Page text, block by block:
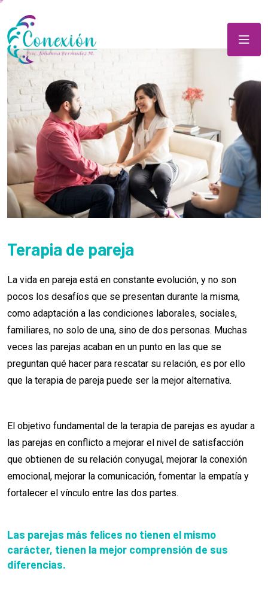
Terapia de pareja
La vida en pareja está en constante evolución, y no son
pocos los desafíos que se presentan durante la misma,
como adaptación a las condiciones laborales, sociales,
familiares, no solo de una, sino de dos personas. Muchas
veces las parejas acaban en un punto en las que se
preguntan qué hacer para rescatar su relación, es por ello
que la terapia de pareja puede ser la mejor alternativa.
El objetivo fundamental de la terapia de parejas es ayudar a
las parejas en conflicto a mejorar el nivel de satisfacción
que obtienen de su relación conyugal, mejorar la conexión
emocional, mejorar la comunicación, fomentar la empatía y
fortalecer el vínculo entre las dos partes.
Las parejas más felices no tienen el mismo
carácter, tienen la mejor comprensión de sus
diferencias.